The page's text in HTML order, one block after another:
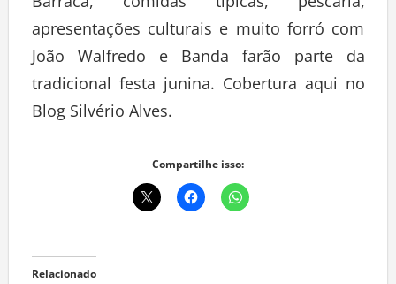
Barraca, comidas típicas, pescaria,
apresentações culturais e muito forró com
João Walfredo e Banda farão parte da
tradicional festa junina. Cobertura aqui no
Blog Silvério Alves.
Compartilhe isso:
Relacionado